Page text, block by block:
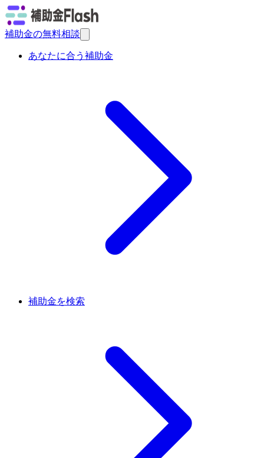
補助金の無料相談
あなたに合う補助金
補助金を検索